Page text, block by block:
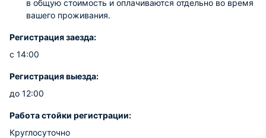
в общую стоимость и оплачиваются отдельно во время
вашего проживания.
Регистрация заезда:
с 14:00
Регистрация выезда:
до 12:00
Работа стойки регистрации:
Круглосуточно